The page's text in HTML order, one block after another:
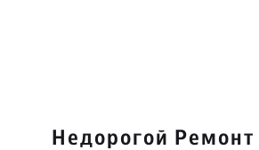
Недорогой Ремонт